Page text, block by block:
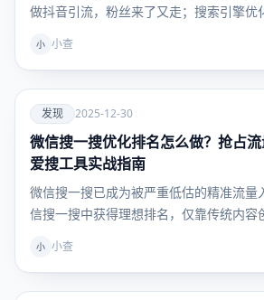
做抖音引流，粉丝来了又走；搜索引擎优
小 小查
爱
发现
发现 2025-12-30
微信搜一搜优化排名怎么做？抢占
爱搜工具实战指南
微信搜一搜已成为被严重低估的精准流量
信搜一搜中获得理想排名，仅靠传统内容
小 小查